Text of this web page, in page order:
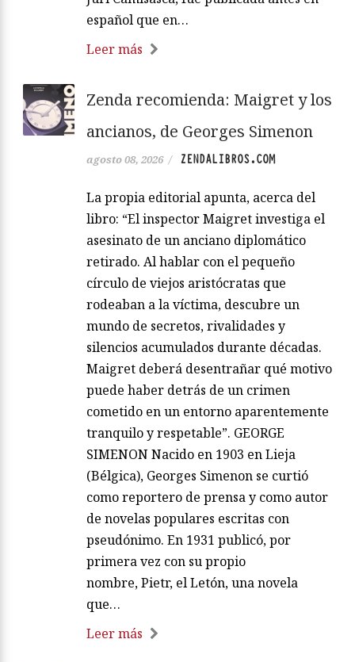
español que en…
Leer más
Zenda recomienda: Maigret y los
ancianos, de Georges Simenon
agosto 08, 2026 / ZENDALIBROS.COM
La propia editorial apunta, acerca del
libro: “El inspector Maigret investiga el
asesinato de un anciano diplomático
retirado. Al hablar con el pequeño
círculo de viejos aristócratas que
rodeaban a la víctima, descubre un
mundo de secretos, rivalidades y
silencios acumulados durante décadas.
Maigret deberá desentrañar qué motivo
puede haber detrás de un crimen
cometido en un entorno aparentemente
tranquilo y respetable”. GEORGE
SIMENON Nacido en 1903 en Lieja
(Bélgica), Georges Simenon se curtió
como reportero de prensa y como autor
de novelas populares escritas con
pseudónimo. En 1931 publicó, por
primera vez con su propio
nombre, Pietr, el Letón, una novela
que…
Leer más